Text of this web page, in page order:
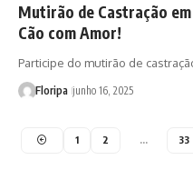
Mutirão de Castração
Cão com Amor!
Participe do mutirão de
Floripa junho 16, 2025
1 2 … 33